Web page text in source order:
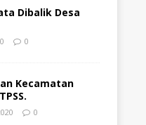
Dibalik Desa
0
Kecamatan
0